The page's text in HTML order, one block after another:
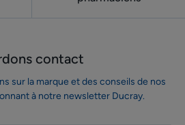
contact
sur la marque et des conseils de nos
à notre newsletter Ducray.